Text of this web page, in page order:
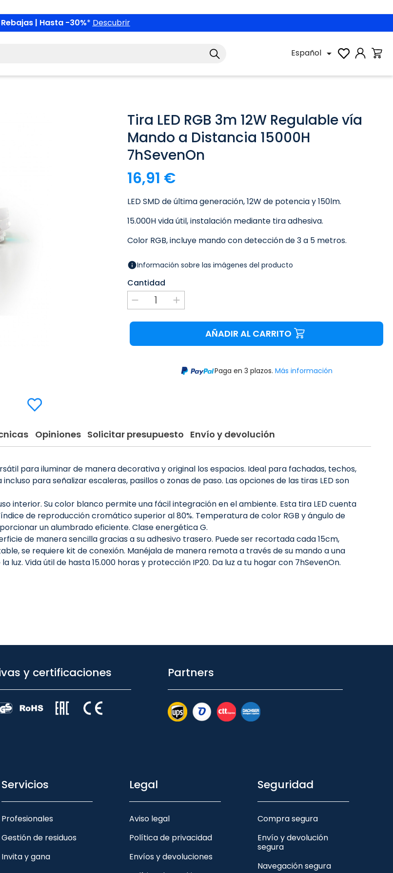
Rebajas | Hasta -30%* Descubrir
Español 
Tira LED RGB 3m 12W Regulable vía
Mando a Distancia 15000H
7hSevenOn
16,91 €
LED SMD de última generación, 12W de potencia y 150lm.
15.000H vida útil, instalación mediante tira adhesiva.
Color RGB, incluye mando con detección de 3 a 5 metros.
Información sobre las imágenes del producto
Cantidad
AÑADIR AL CARRITO
Paga en 3 plazos. Más información
Opiniones Solicitar presupuesto Envío y devolución
para iluminar de manera decorativa y original los espacios. Ideal para fachadas, techos,
para señalizar escaleras, pasillos o zonas de paso. Las opciones de las tiras LED son
interior. Su color blanco permite una fácil integración en el ambiente. Esta tira LED cuenta
de reproducción cromático superior al 80%. Temperatura de color RGB y ángulo de
un alumbrado eficiente. Clase energética G.
de manera sencilla gracias a su adhesivo trasero. Puede ser recortada cada 15cm,
se requiere kit de conexión. Manéjala de manera remota a través de su mando a una
Vida útil de hasta 15.000 horas y protección IP20. Da luz a tu hogar con 7hSevenOn.
y certificaciones Partners
Servicios
Profesionales
Gestión de residuos
Invita y gana
Legal
Aviso legal
Política de privacidad
Envíos y devoluciones
Seguridad
Compra segura
Envío y devolución
segura
Navegación segura